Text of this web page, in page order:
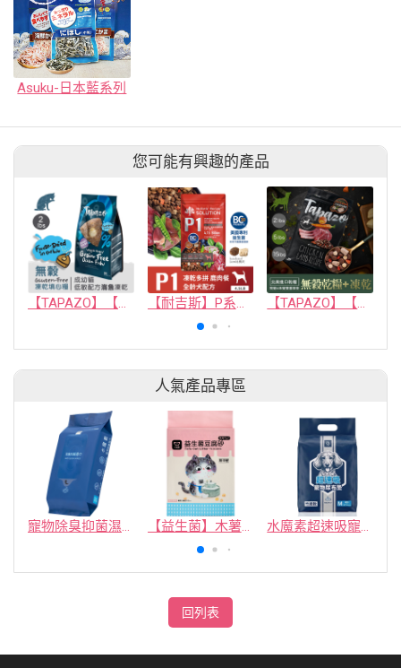
Asuku-日本藍系列
您可能有興趣的產品
【TAPAZO】【凍乾填心糧】成幼貓無穀海魚配方(單一肉源) 【耐吉斯】P系列-P1 凍乾多拼無穀鹿肉餐(全齡犬) 4.5磅 【TAPAZO】【凍乾三重奏】成幼犬低敏羊肉配方 5磅
人氣產品專區
寵物除臭抑菌濕紙巾／30抽／無味【4包100】 【益生菌】木薯豆腐砂/豆腐砂 (1包最低$119起)抽貓砂機 水魔素超速吸寵物尿布墊買1送1
回列表